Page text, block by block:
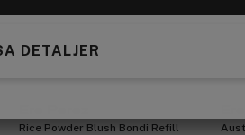
DETALJER
Rice Powder Blush Bondi Refill